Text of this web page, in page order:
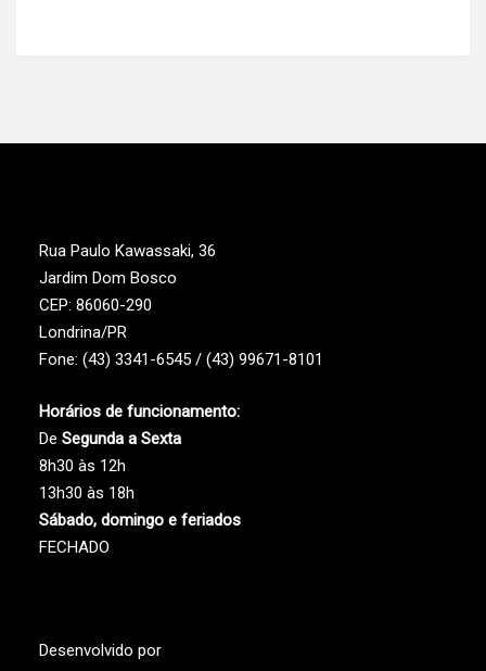
Rua Paulo Kawassaki, 36
Jardim Dom Bosco
CEP: 86060-290
Londrina/PR
Fone: (43) 3341-6545 / (43) 99671-8101
Horários de funcionamento:
De Segunda a Sexta
8h30 às 12h
13h30 às 18h
Sábado, domingo e feriados
FECHADO
Desenvolvido por